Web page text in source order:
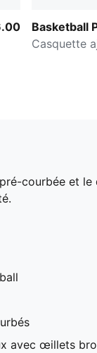
Basketball
Casquette
courbée et
avec œillets